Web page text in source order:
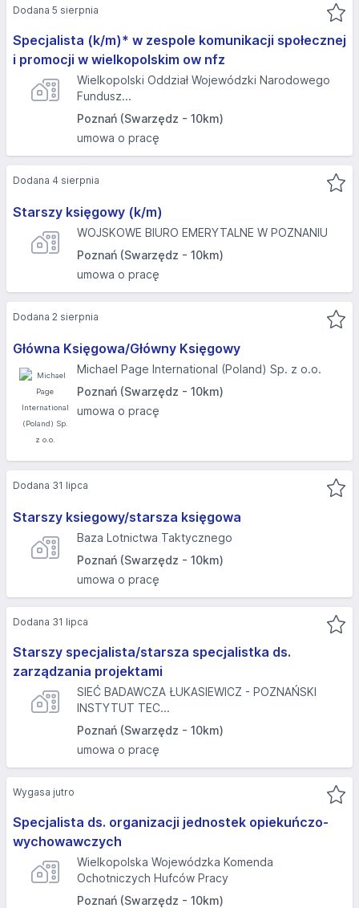
Specjalista (k/m)* w zespole komunikacji społecznej
i promocji w wielkopolskim ow nfz
Wielkopolski Oddział Wojewódzki Narodowego
Fundusz...
Poznań (Swarzędz - 10km)
umowa o pracę
Dodana 5 sierpnia
Starszy księgowy (k/m)
WOJSKOWE BIURO EMERYTALNE W POZNANIU
Poznań (Swarzędz - 10km)
umowa o pracę
Dodana 4 sierpnia
Główna Księgowa/Główny Księgowy
Michael Page International (Poland) Sp. z o.o.
Poznań (Swarzędz - 10km)
umowa o pracę
Dodana 2 sierpnia
Starszy ksiegowy/starsza księgowa
Baza Lotnictwa Taktycznego
Poznań (Swarzędz - 10km)
umowa o pracę
Dodana 31 lipca
Starszy specjalista/starsza specjalistka ds.
zarządzania projektami
SIEĆ BADAWCZA ŁUKASIEWICZ - POZNAŃSKI
INSTYTUT TEC...
Poznań (Swarzędz - 10km)
umowa o pracę
Dodana 31 lipca
Specjalista ds. organizacji jednostek opiekuńczo-
wychowawczych
Wielkopolska Wojewódzka Komenda
Ochotniczych Hufców Pracy
Poznań (Swarzędz - 10km)
Wygasa jutro